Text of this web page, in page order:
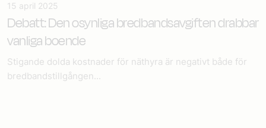
15 april 2025
Debatt: Den osynliga bredbandsavgiften drabbar
vanliga boende
Stigande dolda kostnader för näthyra är negativt både för
bredbandstillgången...